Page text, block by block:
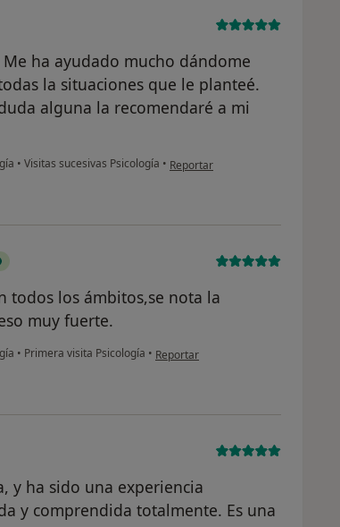
ha ayudado mucho dándome
la situaciones que le planteé.
alguna la recomendaré a mi
• Visitas sucesivas Psicología • en opinión del usuario Rosario J.
Reportar
todos los ámbitos,se nota la
muy fuerte.
• Primera visita Psicología • en opinión del usuario Manuel cabrera
Reportar
y ha sido una experiencia
y comprendida totalmente. Es una